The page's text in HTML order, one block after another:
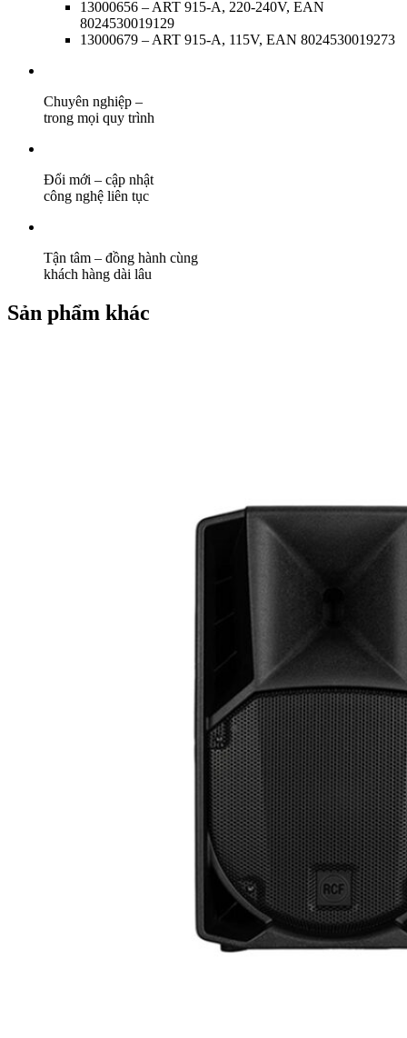
13000656 – ART 915-A, 220-240V, EAN
8024530019129
13000679 – ART 915-A, 115V, EAN 8024530019273
Chuyên nghiệp –
trong mọi quy trình
Đổi mới – cập nhật
công nghệ liên tục
Tận tâm – đồng hành cùng
khách hàng dài lâu
Sản phẩm khác